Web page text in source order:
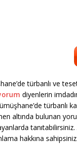
türbanlı ve
diyenlerin
türbanlı
altında bulunan
hakkına sahipsiniz.